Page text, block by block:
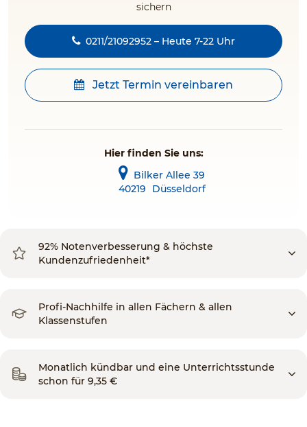
sichern
0211/21092952 – Heute 7-22 Uhr
Jetzt Termin vereinbaren
Hier finden Sie uns:
Bilker Allee 39
40219
Düsseldorf
92% Notenverbesserung & höchste
Kundenzufriedenheit*
Profi-Nachhilfe in allen Fächern & allen
Klassenstufen
Monatlich kündbar und eine Unterrichtsstunde
schon für 9,35 €